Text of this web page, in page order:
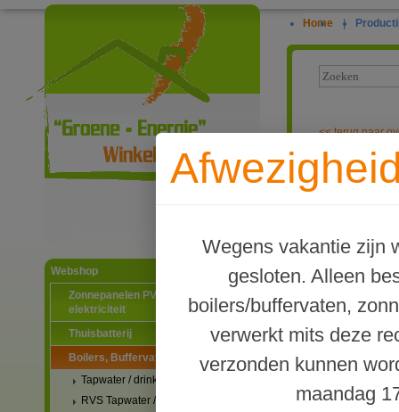
Webshop
Zonnepanelen PV-systemen
elektriciteit
Thuisbatterij
Boilers, Buffervaten en toebehoren
Tapwater / drinkwater boilers
RVS Tapwater / drinkwater boilers
Home |
Wegens vakantie zijn
gesloten. Alleen
boilers/buffervaten,
verwerkt mits deze
verzonden kunnen
maandag
<<terug naar
TWL Type P